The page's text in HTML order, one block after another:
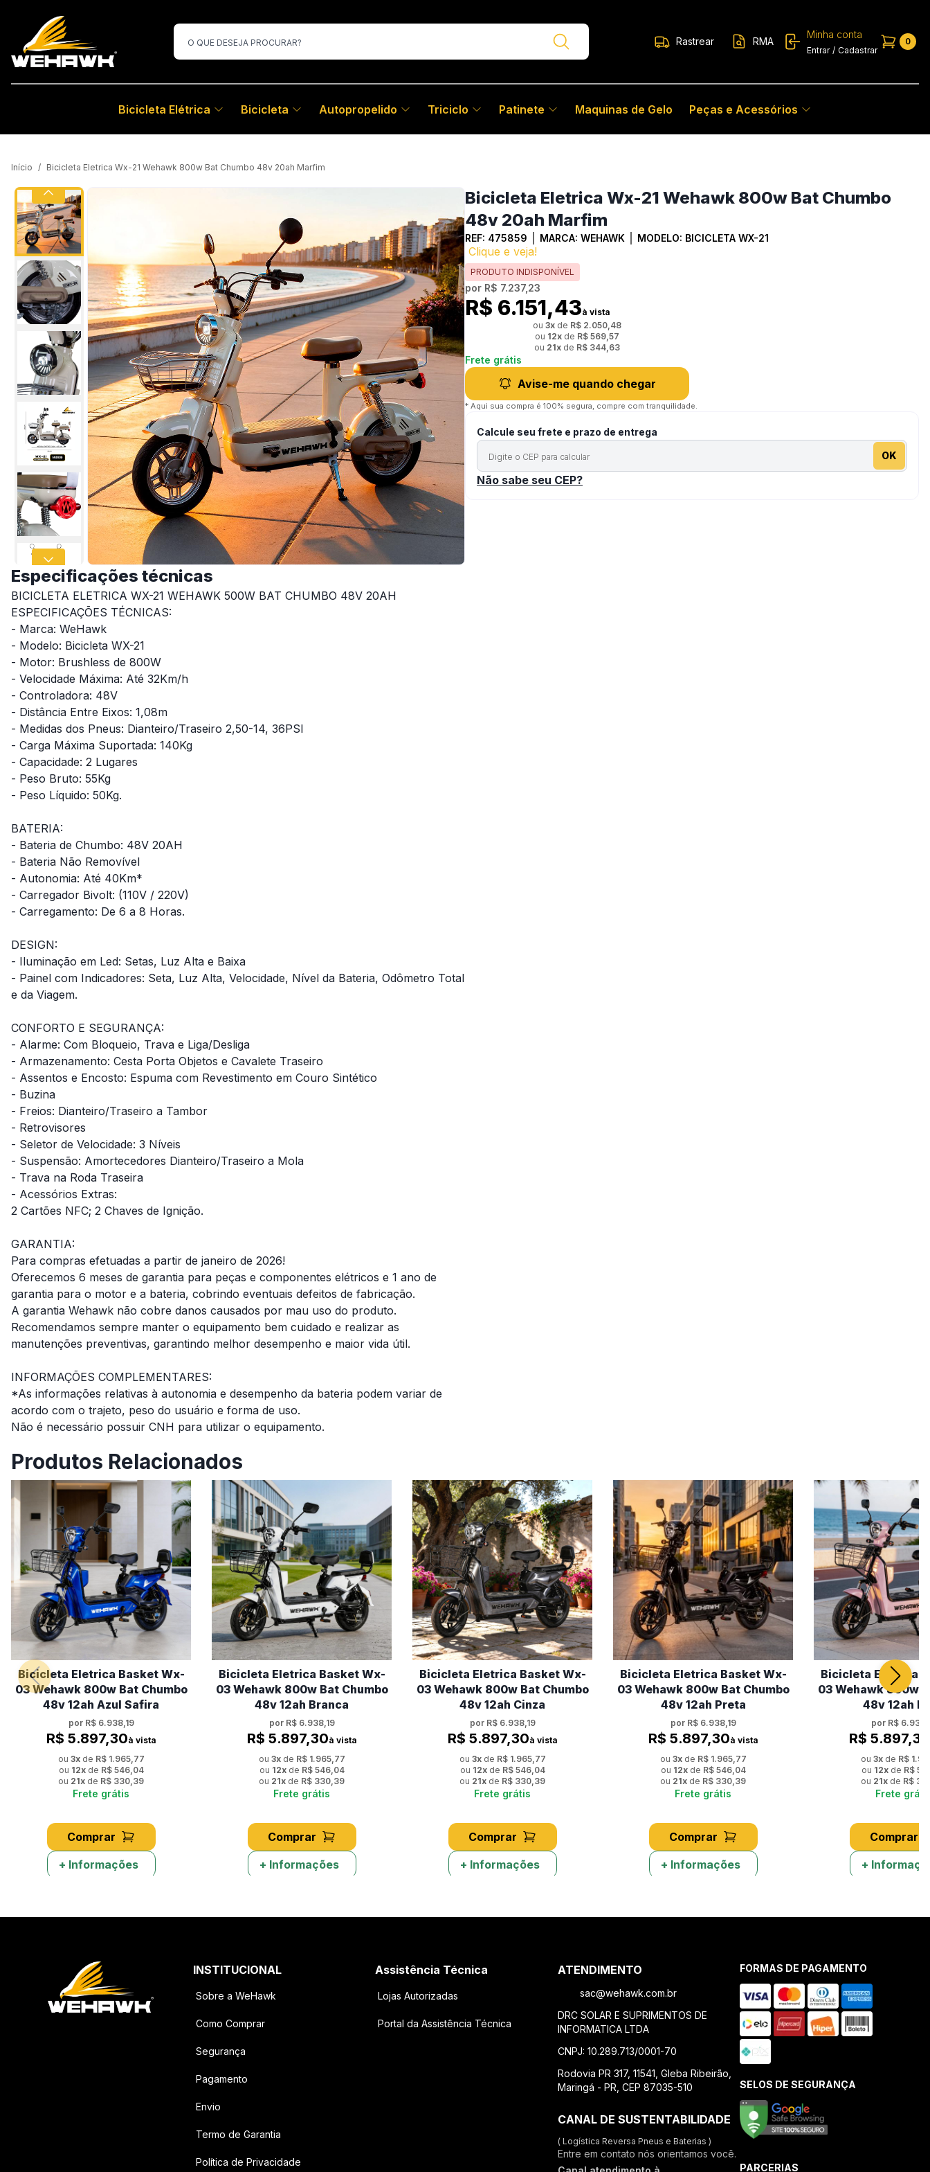
Rastrear RMA
Minha conta
Entrar / Cadastrar
0
Bicicleta Elétrica Bicicleta Autopropelido Triciclo Patinete Maquinas de Gelo Peças e Acessórios
Início / Bicicleta Eletrica Wx-21 Wehawk 800w Bat Chumbo 48v 20ah Marfim
Especificações técnicas
BICICLETA ELETRICA WX-21 WEHAWK 500W BAT CHUMBO 48V 20AH
ESPECIFICAÇÕES TÉCNICAS:
- Marca: WeHawk
- Modelo: Bicicleta WX-21
- Motor: Brushless de 800W
- Velocidade Máxima: Até 32Km/h
- Controladora: 48V
- Distância Entre Eixos: 1,08m
- Medidas dos Pneus: Dianteiro/Traseiro 2,50-14, 36PSI
- Carga Máxima Suportada: 140Kg
- Capacidade: 2 Lugares
- Peso Bruto: 55Kg
- Peso Líquido: 50Kg.
BATERIA:
- Bateria de Chumbo: 48V 20AH
- Bateria Não Removível
- Autonomia: Até 40Km*
- Carregador Bivolt: (110V / 220V)
- Carregamento: De 6 a 8 Horas.
DESIGN:
- Iluminação em Led: Setas, Luz Alta e Baixa
- Painel com Indicadores: Seta, Luz Alta, Velocidade, Nível da Bateria, Odômetro Total
e da Viagem.
CONFORTO E SEGURANÇA:
- Alarme: Com Bloqueio, Trava e Liga/Desliga
- Armazenamento: Cesta Porta Objetos e Cavalete Traseiro
- Assentos e Encosto: Espuma com Revestimento em Couro Sintético
- Buzina
- Freios: Dianteiro/Traseiro a Tambor
- Retrovisores
- Seletor de Velocidade: 3 Níveis
- Suspensão: Amortecedores Dianteiro/Traseiro a Mola
- Trava na Roda Traseira
- Acessórios Extras:
2 Cartões NFC; 2 Chaves de Ignição.
GARANTIA:
Para compras efetuadas a partir de janeiro de 2026!
Oferecemos 6 meses de garantia para peças e componentes elétricos e 1 ano de
garantia para o motor e a bateria, cobrindo eventuais defeitos de fabricação.
A garantia Wehawk não cobre danos causados por mau uso do produto.
Recomendamos sempre manter o equipamento bem cuidado e realizar as
manutenções preventivas, garantindo melhor desempenho e maior vida útil.
INFORMAÇÕES COMPLEMENTARES:
*As informações relativas à autonomia e desempenho da bateria podem variar de
acordo com o trajeto, peso do usuário e forma de uso.
Não é necessário possuir CNH para utilizar o equipamento.
Bicicleta Eletrica Wx-21 Wehawk 800w Bat Chumbo
48v 20ah Marfim
REF: 475859 MARCA: WEHAWK MODELO: BICICLETA WX-21
Clique e veja!
PRODUTO INDISPONÍVEL
por R$ 7.237,23
R$ 6.151,43à vista
ou 3x de R$ 2.050,48
ou 12x de R$ 569,57
ou 21x de R$ 344,63
Frete grátis
Avise-me quando chegar
* Aqui sua compra é 100% segura, compre com tranquilidade.
Calcule seu frete e prazo de entrega
OK
Não sabe seu CEP?
Produtos Relacionados
Bicicleta Eletrica Basket Wx-
03 Wehawk 800w Bat Chumbo
48v 12ah Azul Safira
por R$ 6.938,19
R$ 5.897,30à vista
ou 3xde R$ 1.965,77
ou 12xde R$ 546,04
ou 21x de R$ 330,39
Frete grátis
Comprar
+ Informações
Bicicleta Eletrica Basket Wx-
03 Wehawk 800w Bat Chumbo
48v 12ah Branca
por R$ 6.938,19
R$ 5.897,30à vista
ou 3xde R$ 1.965,77
ou 12xde R$ 546,04
ou 21x de R$ 330,39
Frete grátis
Comprar
+ Informações
Bicicleta Eletrica Basket Wx-
03 Wehawk 800w Bat Chumbo
48v 12ah Cinza
por R$ 6.938,19
R$ 5.897,30à vista
ou 3xde R$ 1.965,77
ou 12xde R$ 546,04
ou 21x de R$ 330,39
Frete grátis
Comprar
+ Informações
Bicicleta Eletrica Basket Wx-
03 Wehawk 800w Bat Chumbo
48v 12ah Preta
por R$ 6.938,19
R$ 5.897,30à vista
ou 3xde R$ 1.965,77
ou 12xde R$ 546,04
ou 21x de R$ 330,39
Frete grátis
Comprar
+ Informações
Bicicleta Eletrica
03 Wehawk 800w
48v 12ah
por R$
R$ 5.897,30
ou 3xde R$
ou 12xde R$
ou 21x de R$
Frete
Comprar
+
INSTITUCIONAL
Sobre a WeHawk
Como Comprar
Segurança
Pagamento
Envio
Termo de Garantia
Política de Privacidade
Assistência Técnica
Lojas Autorizadas
Portal da Assistência Técnica
ATENDIMENTO
sac@wehawk.com.br
DRC SOLAR E SUPRIMENTOS DE
INFORMATICA LTDA
CNPJ: 10.289.713/0001-70
Rodovia PR 317, 11541, Gleba Ribeirão,
Maringá - PR, CEP 87035-510
CANAL DE SUSTENTABILIDADE
( Logística Reversa Pneus e Baterias )
Entre em contato nós orientamos você.
FORMAS DE PAGAMENTO
SELOS DE SEGURANÇA
PARCERIAS